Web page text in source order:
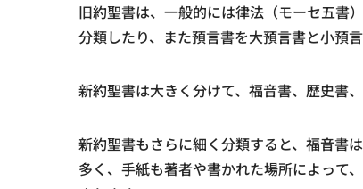
旧約聖書は、一般的には律法（モーセ五書
分類したり、また預言書を大預言書と小預
新約聖書は大きく分けて、福音書、歴史書
新約聖書もさらに細く分類すると、福音書
多く、手紙も著者や書かれた場所によって